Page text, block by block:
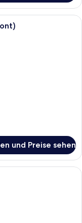
Hotelzimmer mit
und Preise sehen
Wohnzimmer mit